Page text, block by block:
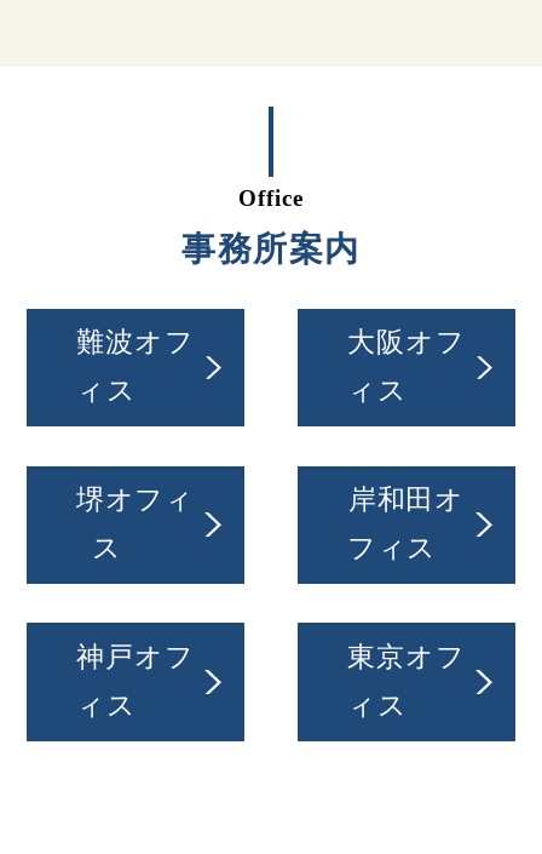
Office
事務所案内
難波オフ
ィス
大阪オフ
ィス
堺オフィ
ス
岸和田オ
フィス
神戸オフ
ィス
東京オフ
ィス